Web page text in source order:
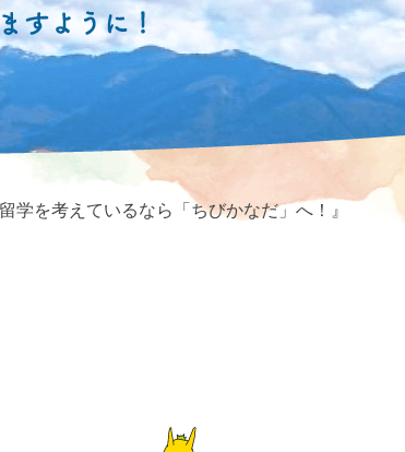
学を考えているなら「ちびかなだ」へ！』